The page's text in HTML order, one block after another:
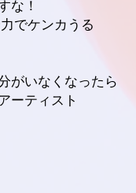
な！
でケンカうる
がいなくなったら
ーティスト